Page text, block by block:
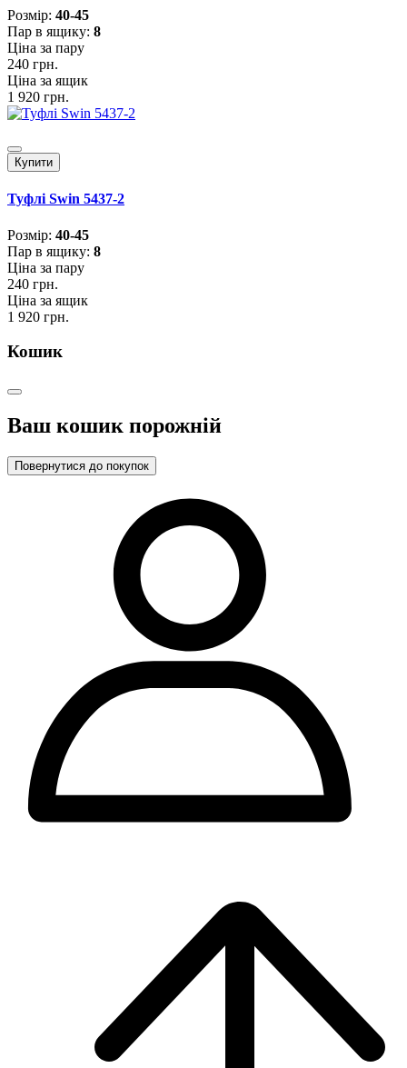
Розмiр: 40-45
Пар в ящику: 8
Ціна за пару
240 грн.
Ціна за ящик
1 920 грн.
Купити
Туфлі Swin 5437-2
Розмiр: 40-45
Пар в ящику: 8
Ціна за пару
240 грн.
Ціна за ящик
1 920 грн.
Кошик
Ваш кошик порожній
Повернутися до покупок